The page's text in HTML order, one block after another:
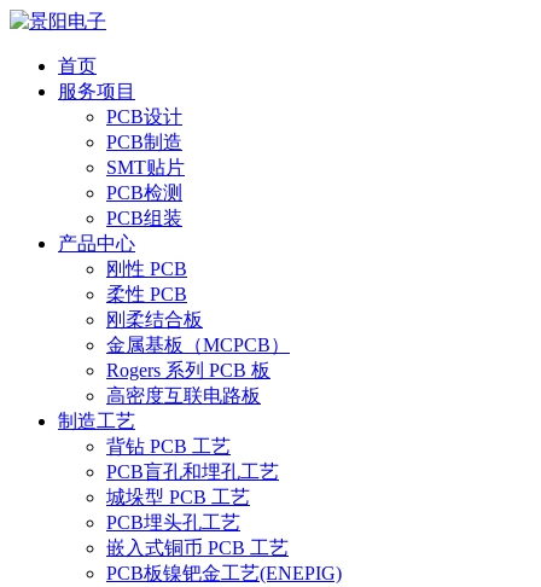
首页
服务项目
PCB设计
PCB制造
SMT贴片
PCB检测
PCB组装
产品中心
刚性 PCB
柔性 PCB
刚柔结合板
金属基板（MCPCB）
Rogers 系列 PCB 板
高密度互联电路板
制造工艺
背钻 PCB 工艺
PCB盲孔和埋孔工艺
城垛型 PCB 工艺
PCB埋头孔工艺
嵌入式铜币 PCB 工艺
PCB板镍钯金工艺(ENEPIG)